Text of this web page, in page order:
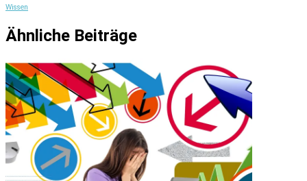
Wissen
Ähnliche Beiträge